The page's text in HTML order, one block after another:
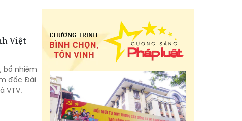
Việt
bổ nhiệm
đốc Đài
VTV.